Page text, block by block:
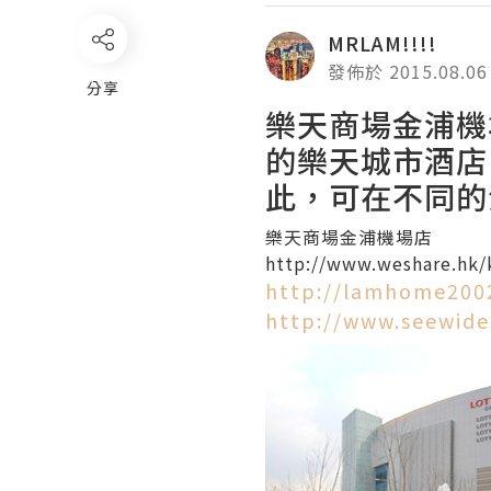
MRLAM!!!!
發佈於 2015.08.06
樂天商場金浦
的樂天城市酒
此，可在不同
樂天商場金浦機場店
http://www.weshare.hk/
http://
http://
分享